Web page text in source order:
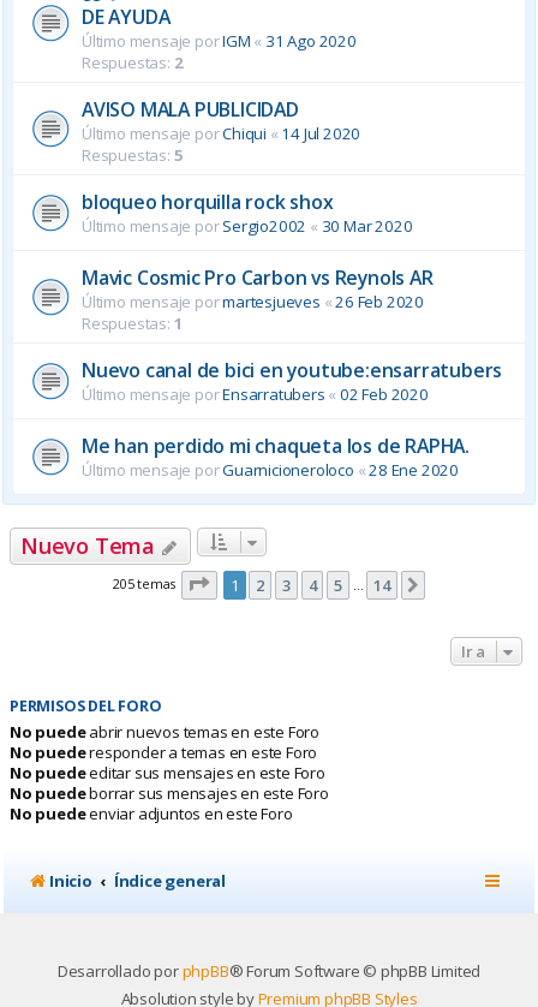
DE AYUDA
Último mensaje porIGM « 31 Ago 2020
Respuestas: 2
AVISO MALA PUBLICIDAD
Último mensaje porChiqui « 14 Jul 2020
Respuestas: 5
bloqueo horquilla rock shox
Último mensaje porSergio2002 « 30 Mar 2020
Mavic Cosmic Pro Carbon vs Reynols AR
Último mensaje pormartesjueves «26 Feb 2020
Respuestas: 1
Nuevo canal de bici en youtube:ensarratubers
Último mensaje porEnsarratubers «02 Feb 2020
Me han perdido mi chaqueta los de RAPHA.
Último mensaje porGuarnicioneroloco «28 Ene 2020
Nuevo Tema
205 temas Página de 14
1 2 3 4 5 … 14
Ir a
PERMISOS DEL FORO
No puedeabrir nuevos temas en este Foro
No puederesponder a temas en este Foro
No puedeeditar sus mensajes en este Foro
No puedeborrar sus mensajes en este Foro
No puedeenviar adjuntos en este Foro
Inicio Índice general
Desarrollado porphpBB® Forum Software © phpBB Limited
Absolution style byPremium phpBB Styles